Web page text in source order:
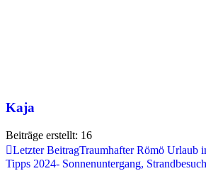
Kaja
Beiträge erstellt: 16
Beitragsnavigation
Letzter BeitragTraumhafter Römö Urlaub
Tipps 2024- Sonnenuntergang,